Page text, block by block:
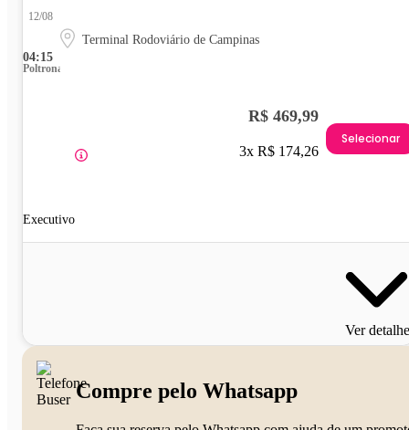
04:15
12/08
Terminal Rodoviário de Campinas
Poltrona
Executivo
R$ 469,99
3x R$ 174,26
Selecionar
Ver
Compre pelo Whatsapp